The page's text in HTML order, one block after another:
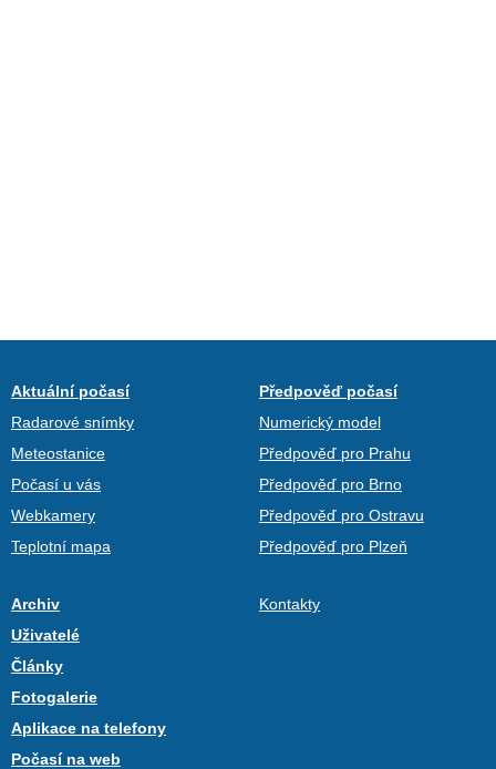
Aktuální počasí
Radarové snímky
Meteostanice
Počasí u vás
Webkamery
Teplotní mapa
Předpověď počasí
Numerický model
Předpověď pro Prahu
Předpověď pro Brno
Předpověď pro Ostravu
Předpověď pro Plzeň
Archiv
Uživatelé
Články
Fotogalerie
Aplikace na telefony
Počasí na web
Kontakty